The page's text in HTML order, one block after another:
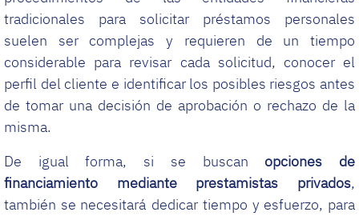
tradicionales para solicitar préstamos personales
suelen ser complejas y requieren de un tiempo
considerable para revisar cada solicitud, conocer el
perfil del cliente e identificar los posibles riesgos antes
de tomar una decisión de aprobación o rechazo de la
misma.
De igual forma, si se buscan opciones de
financiamiento mediante prestamistas privados,
también se necesitará dedicar tiempo y esfuerzo, para